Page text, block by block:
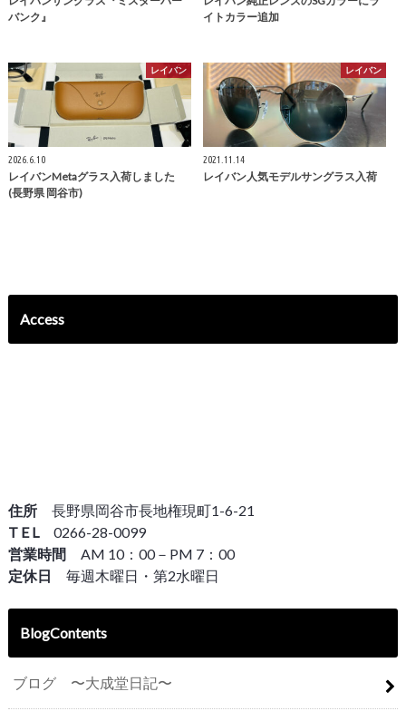
バンク』
イトカラー追加
レイバン
2026.6.10
レイバンMetaグラス入荷しました
(長野県 岡谷市)
レイバン
2021.11.14
レイバン人気モデルサングラス入荷
Access
住所 長野県岡谷市長地権現町1-6-21
T E L 0266-28-0099
営業時間 AM 10：00－PM 7：00
定休日
毎週木曜日・第2水曜日
BlogContents
ブログ 〜大成堂日記〜